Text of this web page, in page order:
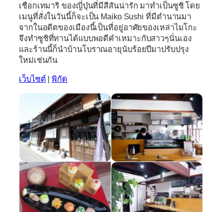
เชือกเทมาริ ของญี่ปุ่นที่มีสีสันน่ารัก มาทำเป็นซูชิ โดย
เมนูที่สั่งในวันนี้ก็จะเป็น Maiko Sushi ที่มีตำนานมา
จากในอดีตของเมืองนี้เป็นที่อยู่อาศัยของเหล่าไมโกะ
จึงทำซูชิที่ทานได้แบบพอดีคำเหมาะกับสาวๆนั่นเอง
และร้านนี้ก็นำบ้านโบราณอายุนับร้อยปีมาปรับปรุง
ใหม่เช่นกัน
เว็บไซต์ |พิกัด